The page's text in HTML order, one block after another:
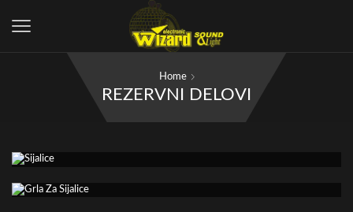
Home
REZERVNI DELOVI